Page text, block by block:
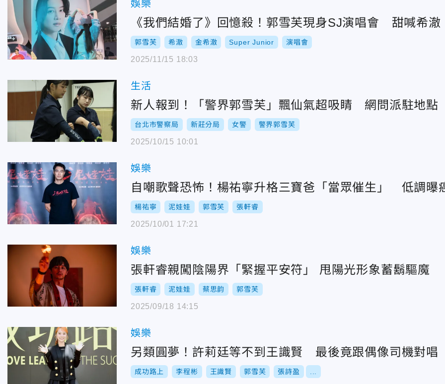
娛樂
《我們結婚了》回憶殺！郭雪芙現身SJ演唱會 甜喊希澈
郭雪芙 希澈 金希澈 Super Junior 演唱會
2025/11/15 18:03
生活
新人報到！「警界郭雪芙」飄仙氣超吸睛 網問派駐地點
台北市警察局 新莊分局 女警 警界郭雪芙
2025/10/15 10:01
娛樂
自嘲歌聲恐怖！楊祐寧升格三寶爸「當眾催生」 低調曝
楊祐寧 泥娃娃 郭雪芙 張軒睿
2025/10/01 17:21
娛樂
張軒睿親闖陰陽界「緊握平安符」 甩陽光形象蓄鬍驅魔
張軒睿 泥娃娃 蔡思韵 郭雪芙
2025/09/18 14:15
娛樂
另類圓夢！許莉廷等不到王識賢 最後竟跟偶像司機對唱
成功路上 李程彬 王識賢 郭雪芙 張詩盈